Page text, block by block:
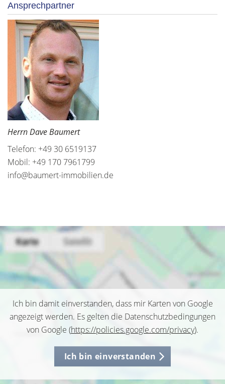
Ansprechpartner
Herrn Dave Baumert
Telefon: +49 30 6519137
Mobil: +49 170 7961799
info@baumert-immobilien.de
Ich bin damit einverstanden, dass mir Karten von Google
angezeigt werden. Es gelten die Datenschutzbedingungen
von Google (https://policies.google.com/privacy).
Ich bin einverstanden